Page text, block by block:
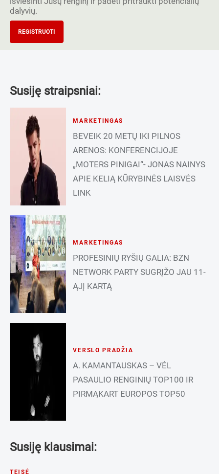
dalyvių.
REGISTRUOTI
Susiję straipsniai:
MARKETINGAS
BEVEIK 20 METŲ IKI PILNOS
ARENOS: KONFERENCIJOJE
„MOTERS PINIGAI“- JONAS NAINYS
APIE KELIĄ KŪRYBINĖS LAISVĖS
LINK
MARKETINGAS
PROFESINIŲ RYŠIŲ GALIA: BZN
NETWORK PARTY SUGRĮŽO JAU 11-
ĄJĮ KARTĄ
VERSLO PRADŽIA
A. KAMANTAUSKAS – VĖL
PASAULIO RENGINIŲ TOP100 IR
PIRMĄKART EUROPOS TOP50
Susiję klausimai:
TEISĖ